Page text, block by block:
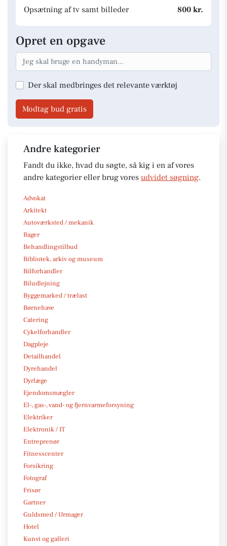
Opsætning af tv samt billeder
800 kr.
Opret en opgave
Der skal medbringes det relevante værktøj
Modtag bud gratis
Andre kategorier
Fandt du ikke, hvad du søgte, så kig i en af vores
andre kategorier eller brug vores udvidet søgning.
Advokat
Arkitekt
Autoværksted / mekanik
Bager
Behandlingstilbud
Bibliotek, arkiv og museum
Bilforhandler
Biludlejning
Byggemarked / trælast
Børnehave
Catering
Cykelforhandler
Dagpleje
Detailhandel
Dyrehandel
Dyrlæge
Ejendomsmægler
El-, gas-, vand- og fjernvarmeforsyning
Elektriker
Elektronik / IT
Entreprenør
Fitnesscenter
Forsikring
Fotograf
Frisør
Gartner
Guldsmed / Urmager
Hotel
Kunst og galleri